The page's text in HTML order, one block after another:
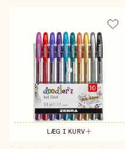
LÆG I KURV